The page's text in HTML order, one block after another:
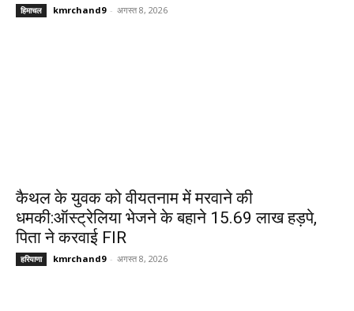
हिमाचल kmrchand9 - अगस्त 8, 2026
कैथल के युवक को वीयतनाम में मरवाने की
धमकी:ऑस्ट्रेलिया भेजने के बहाने 15.69 लाख हड़पे,
पिता ने करवाई FIR
हरियाणा kmrchand9 - अगस्त 8, 2026